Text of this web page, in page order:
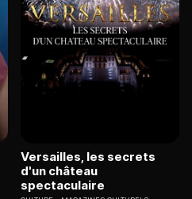
Versailles, les secrets
d'un château
spectaculaire